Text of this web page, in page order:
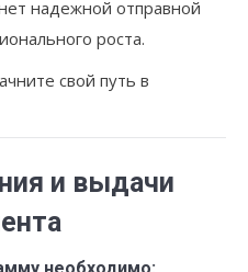
надежной отправной
роста.
свой путь в
и выдачи